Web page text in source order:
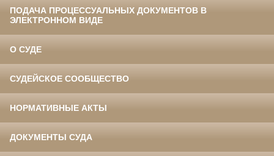
ПОДАЧА ПРОЦЕССУАЛЬНЫХ ДОКУМЕНТОВ В
ЭЛЕКТРОННОМ ВИДЕ
О СУДЕ
СУДЕЙСКОЕ СООБЩЕСТВО
НОРМАТИВНЫЕ АКТЫ
ДОКУМЕНТЫ СУДА